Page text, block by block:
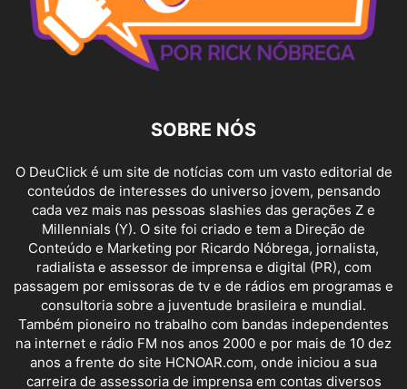
SOBRE NÓS
O DeuClick é um site de notícias com um vasto editorial de
conteúdos de interesses do universo jovem, pensando
cada vez mais nas pessoas slashies das gerações Z e
Millennials (Y). O site foi criado e tem a Direção de
Conteúdo e Marketing por Ricardo Nóbrega, jornalista,
radialista e assessor de imprensa e digital (PR), com
passagem por emissoras de tv e de rádios em programas e
consultoria sobre a juventude brasileira e mundial.
Também pioneiro no trabalho com bandas independentes
na internet e rádio FM nos anos 2000 e por mais de 10 dez
anos a frente do site HCNOAR.com, onde iniciou a sua
carreira de assessoria de imprensa em contas diversos